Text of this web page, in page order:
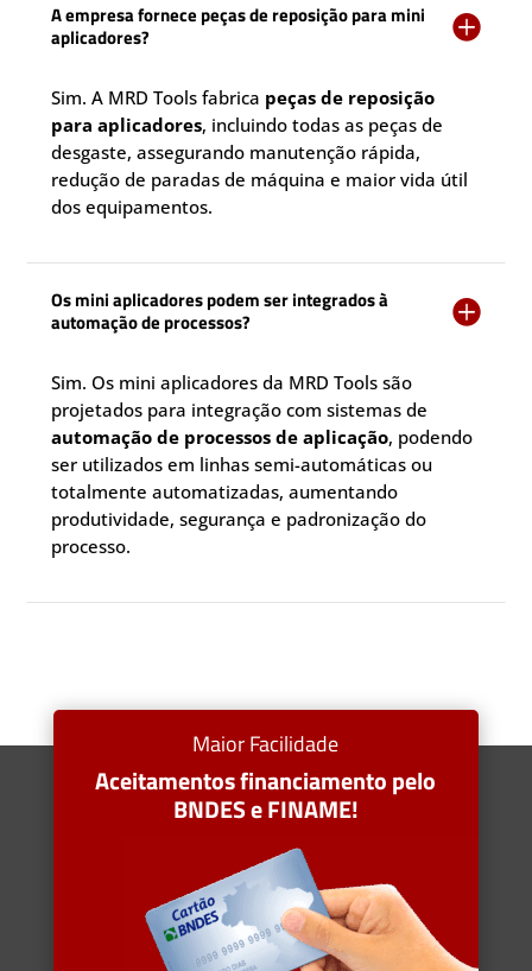
A empresa fornece peças de reposição para mini
aplicadores?

Sim. A MRD Tools fabrica peças de reposição
para aplicadores, incluindo todas as peças de
desgaste, assegurando manutenção rápida,
redução de paradas de máquina e maior vida útil
dos equipamentos.
Os mini aplicadores podem ser integrados à
automação de processos?

Sim. Os mini aplicadores da MRD Tools são
projetados para integração com sistemas de
automação de processos de aplicação, podendo
ser utilizados em linhas semi-automáticas ou
totalmente automatizadas, aumentando
produtividade, segurança e padronização do
processo.
Maior Facilidade
Aceitamentos financiamento pelo
BNDES e FINAME!